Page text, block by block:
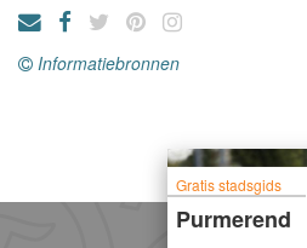
Informatiebronnen
Gratis stadsgids
Purmerend